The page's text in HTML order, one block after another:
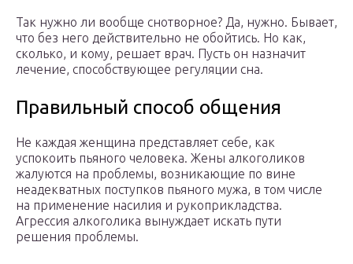
Так нужно ли вообще снотворное? Да, нужно. Бывает,
что без него действительно не обойтись. Но как,
сколько, и кому, решает врач. Пусть он назначит
лечение, способствующее регуляции сна.
Правильный способ общения
Не каждая женщина представляет себе, как
успокоить пьяного человека. Жены алкоголиков
жалуются на проблемы, возникающие по вине
неадекватных поступков пьяного мужа, в том числе
на применение насилия и рукоприкладства.
Агрессия алкоголика вынуждает искать пути
решения проблемы.